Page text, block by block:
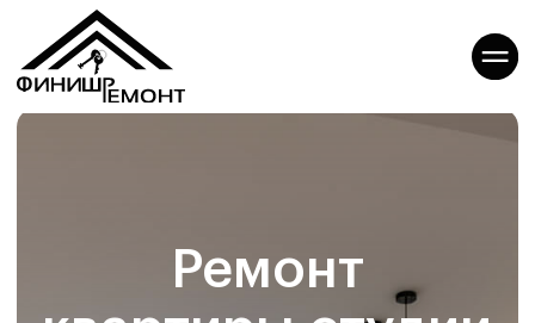
в Новосибирске